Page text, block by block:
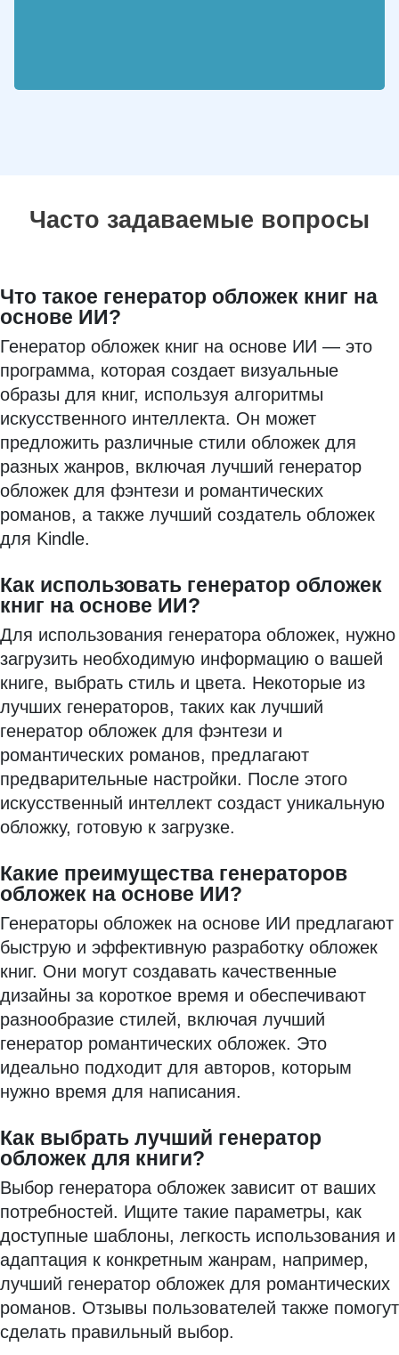
Часто задаваемые вопросы
Что такое генератор обложек книг на
основе ИИ?
Генератор обложек книг на основе ИИ — это
программа, которая создает визуальные
образы для книг, используя алгоритмы
искусственного интеллекта. Он может
предложить различные стили обложек для
разных жанров, включая лучший генератор
обложек для фэнтези и романтических
романов, а также лучший создатель обложек
для Kindle.
Как использовать генератор обложек
книг на основе ИИ?
Для использования генератора обложек, нужно
загрузить необходимую информацию о вашей
книге, выбрать стиль и цвета. Некоторые из
лучших генераторов, таких как лучший
генератор обложек для фэнтези и
романтических романов, предлагают
предварительные настройки. После этого
искусственный интеллект создаст уникальную
обложку, готовую к загрузке.
Какие преимущества генераторов
обложек на основе ИИ?
Генераторы обложек на основе ИИ предлагают
быструю и эффективную разработку обложек
книг. Они могут создавать качественные
дизайны за короткое время и обеспечивают
разнообразие стилей, включая лучший
генератор романтических обложек. Это
идеально подходит для авторов, которым
нужно время для написания.
Как выбрать лучший генератор
обложек для книги?
Выбор генератора обложек зависит от ваших
потребностей. Ищите такие параметры, как
доступные шаблоны, легкость использования и
адаптация к конкретным жанрам, например,
лучший генератор обложек для романтических
романов. Отзывы пользователей также помогут
сделать правильный выбор.